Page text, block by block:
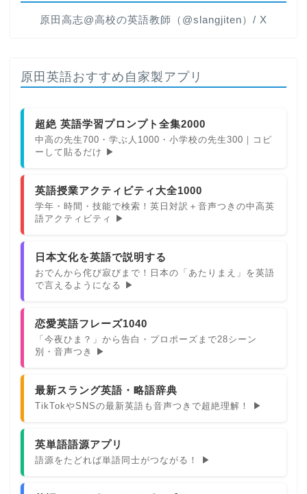
原田高志@高校の英語教師（@slangjiten）/ X
原田英語おすすめ自家製アプリ
超絶 英語学習プロンプト全集2000
中高の先生700・学ぶ人1000・小学校の先生300｜コピ
ーして貼るだけ ▶
英語授業アクティビティ大全1000
学年・時間・技能で検索！英日対訳＋音声つきの中高英
語アクティビティ ▶
日本文化を英語で説明する
おでんから侘び寂びまで！日本の「あたりまえ」を英語
で言えるようになる ▶
恋愛英語フレーズ1040
「今夜ひま？」から告白・プロポーズまで28シーン
別・音声つき ▶
最新スラング英語・略語辞典
TikTokやSNSの最新英語も音声つきで超絶理解！ ▶
英単語語源アプリ
語源をたどれば単語同士がつながる！ ▶